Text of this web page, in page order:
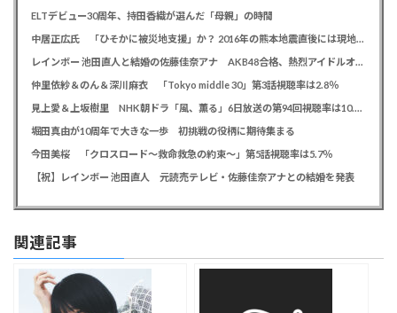
ELTデビュー30周年、持田香織が選んだ「母親」の時間
中居正広氏 「ひそかに被災地支援」か？ 2016年の熊本地震直後には現地で炊き出し 親友・松本人志の闘病に心を痛め、頻繁に連絡も
レインボー 池田直人と結婚の佐藤佳奈アナ AKB48合格、熱烈アイドルオタク「さかなちゃん」として人気に、7月末に読売テレビ退社
仲里依紗＆のん＆深川麻衣 「Tokyo middle 30」第3話視聴率は2.8％
見上愛＆上坂樹里 NHK朝ドラ「風、薫る」6日放送の第94回視聴率は10.4％
堀田真由が10周年で大きな一歩 初挑戦の役柄に期待集まる
今田美桜 「クロスロード～救命救急の約束～」第5話視聴率は5.7％
【祝】レインボー 池田直人 元読売テレビ・佐藤佳奈アナとの結婚を発表
関連記事